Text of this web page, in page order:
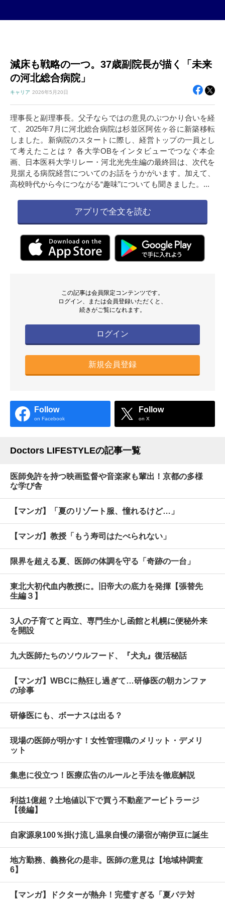
減床も戦略の一つ。37歳副院長が描く「未来
の河北総合病院」
キャリア 2026年5月20日
理事長と副理事長。父子ならではの意見のぶつかり合いを経
て、2025年7月に河北総合病院は杉並区阿佐ヶ谷に新築移転
しました。新病院のスタートに際し、経営トップの一員とし
て考えたことは？ 各大学OBをインタビューでつなぐ本企
画、日本医科大学リレー・河北光先生編の最終回は、次代を
見据える病院経営についてのお話をうかがいます。加えて、
高校時代から今につながる“趣味”についても聞きました。...
アプリで全文を読む
この記事は会員限定コンテンツです。
ログイン、または会員登録いただくと、
続きがご覧になれます。
ログイン
新規会員登録
Follow
on Facebook
Follow
on X
Doctors LIFESTYLEの記事一覧
医師免許を持つ映画監督や音楽家も輩出！京都の多様
な学び舎
【マンガ】「夏のリゾート服、憧れるけど…」
【マンガ】教授「もう寿司はたべられない」
限界を超える夏、医師の体調を守る「奇跡の一台」
東北大初代血内教授に。旧帝大の底力を発揮【張替先
生編３】
3人の子育てと両立、専門生かし函館と札幌に便秘外来
を開設
九大医師たちのソウルフード、『犬丸』復活秘話
【マンガ】WBCに熱狂し過ぎて…研修医の朝カンファ
の珍事
研修医にも、ボーナスは出る？
現場の医師が明かす！女性管理職のメリット・デメリ
ット
集患に役立つ！医療広告のルールと手法を徹底解説
利益1億超？土地値以下で買う不動産アービトラージ
【後編】
自家源泉100％掛け流し温泉自慢の湯宿が南伊豆に誕生
地方勤務、義務化の是非。医師の意見は【地域枠調査
6】
【マンガ】ドクターが熱弁！完璧すぎる「夏バテ対